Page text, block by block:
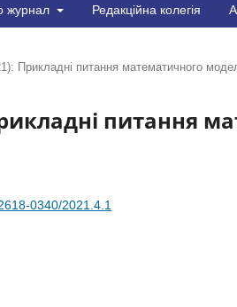
журнал Редакційна колегія
Прикладні питання математичного
питання
0340/2021.4.1